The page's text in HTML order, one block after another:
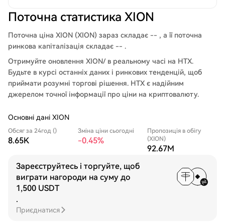
Поточна статистика XION
Поточна ціна XION (XION) зараз складає -- , а її поточна
ринкова капіталізація складає -- .
Отримуйте оновлення XION/ в реальному часі на HTX.
Будьте в курсі останніх даних і ринкових тенденцій, щоб
приймати розумні торгові рішення. HTX є надійним
джерелом точної інформації про ціни на криптовалюту.
Основні дані XION
Обсяг за 24год ()
8.65K
Зміна ціни сьогодні
-0.45%
Пропозиція в обігу
(XION)
92.67M
Зареєструйтесь і торгуйте, щоб
виграти нагороди на суму до
1,500 USDT
.
Приєднатися